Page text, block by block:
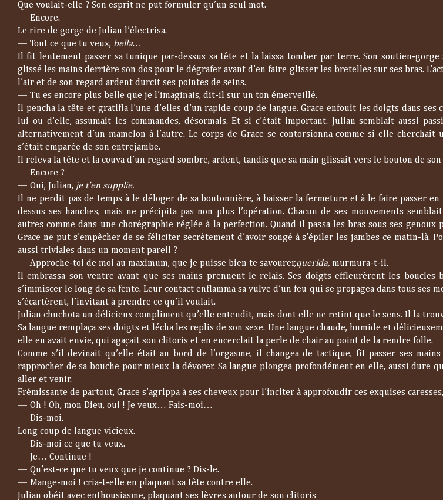
Que voulait-elle ? Son esprit ne put formuler qu’un seul mot.
— Encore.
Le rire de gorge de Julian l’électrisa.
— Tout ce que tu veux, bella…
Il fit lentement passer sa tunique par-dessus sa tête et la laissa tomber par terre. Son soutien-
glissé les mains derrière son dos pour le dégrafer avant d’en faire glisser les bretelles sur ses bras.
l’air et de son regard ardent durcit ses pointes de seins.
— Tu es encore plus belle que je l’imaginais, dit-il sur un ton émerveillé.
Il pencha la tête et gratifia l’une d’elles d’un rapide coup de langue. Grace enfouit les doigts dans ses
lui ou d’elle, assumait les commandes, désormais. Et si c’était important. Julian semblait aussi
alternativement d’un mamelon à l’autre. Le corps de Grace se contorsionna comme si elle
s’était emparée de son entrejambe.
Il releva la tête et la couva d’un regard sombre, ardent, tandis que sa main glissait vers le bouton de son
— Encore ?
— Oui, Julian, je t’en supplie.
Il ne perdit pas de temps à le déloger de sa boutonnière, à baisser la fermeture et à le faire passer
dessus ses hanches, mais ne précipita pas non plus l’opération. Chacun de ses mouvements
autres comme dans une chorégraphie réglée à la perfection. Quand il passa les bras sous ses
Grace ne put s’empêcher de se féliciter secrètement d’avoir songé à s’épiler les jambes ce matin-là.
aussi triviales dans un moment pareil ?
—Approche-toi de moi au maximum, que je puisse bien te savourer,querida, murmura-t-il.
Il embrassa son ventre avant que ses mains prennent le relais. Ses doigts effleurèrent les boucles
s’immiscer le long de sa fente. Leur contact enflamma sa vulve d’un feu qui se propagea dans tous ses
s’écartèrent, l’invitant à prendre ce qu’il voulait.
Julian chuchota un délicieux compliment qu’elle entendit, mais dont elle ne retint que le sens. Il la
Sa langue remplaça ses doigts et lécha les replis de son sexe. Une langue chaude, humide et
elle en avait envie, qui agaçait son clitoris et en encerclait la perle de chair au point de la rendre folle.
Comme s’il devinait qu’elle était au bord de l’orgasme, il changea de tactique, fit passer ses
rapprocher de sa bouche pour mieux la dévorer. Sa langue plongea profondément en elle, aussi dure
aller et venir.
Frémissante de partout, Grace s’agrippa à ses cheveux pour l’inciter à approfondir ces exquises
— Oh ! Oh, mon Dieu, oui ! Je veux… Fais-moi…
— Dis-moi.
Long coup de langue vicieux.
— Dis-moi ce que tu veux.
—
Je… Continue !
— Qu’est-ce que tu veux que je continue ? Dis-le.
— Mange-moi ! cria-t-elle en plaquant sa tête contre elle.
Julian obéit avec enthousiasme, plaquant ses lèvres autour de son clitoris